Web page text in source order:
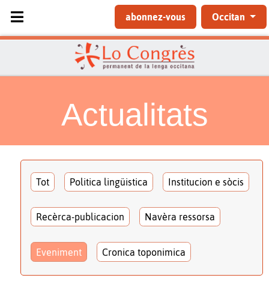
Sélectionnez votre langue
abonnez-vous Occitan
Actualitats
Tot Politica lingüistica Institucion e sòcis
Recèrca-publicacion Navèra ressorsa
Eveniment Cronica toponimica